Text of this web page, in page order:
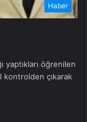
Haber
yaptıkları öğrenilen
kontrolden çıkarak